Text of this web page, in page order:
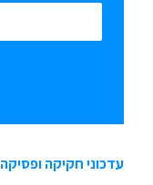
עדכוני חקיקה ופסיקה